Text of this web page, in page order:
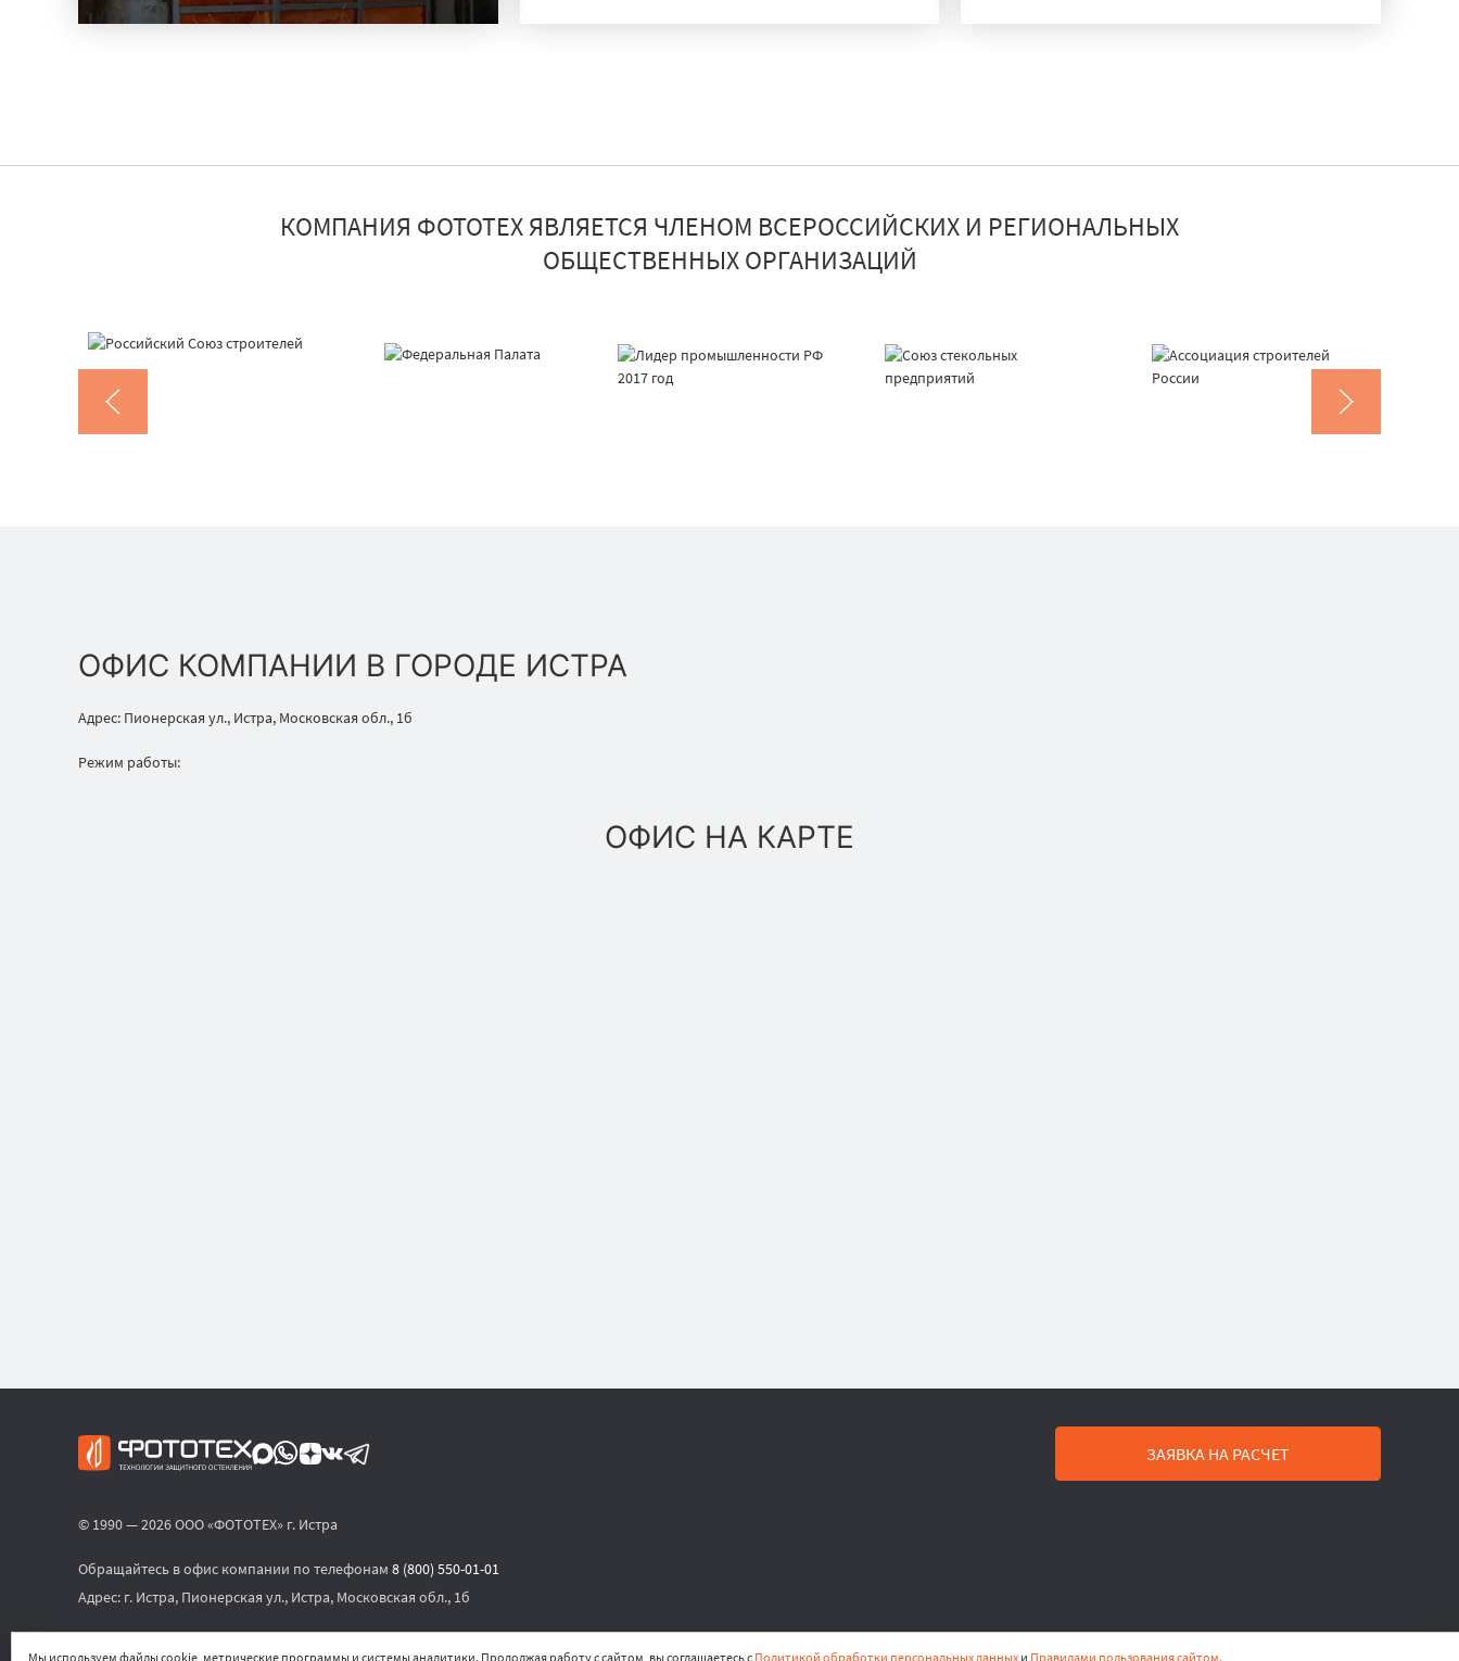
КОМПАНИЯ ФОТОТЕХ ЯВЛЯЕТСЯ ЧЛЕНОМ ВСЕРОССИЙСКИХ И РЕГИОНАЛЬНЫХ
ОБЩЕСТВЕННЫХ ОРГАНИЗАЦИЙ
ОФИС КОМПАНИИ В ГОРОДЕ ИСТРА
Адрес: Пионерская ул., Истра, Московская обл., 1б
Режим работы:
ОФИС НА КАРТЕ
ЗАЯВКА НА РАСЧЕТ
© 1990 — 2026 ООО «ФОТОТЕХ» г. Истра
Обращайтесь в офис компании по телефонам 8 (800) 550-01-01
Адрес: г. Истра, Пионерская ул., Истра, Московская обл., 1б
Мы используем файлы cookie, метрические программы и системы аналитики. Продолжая работу с сайтом, вы соглашаетесь с Политикой обработки персональных данных и Правилами пользования сайтом.